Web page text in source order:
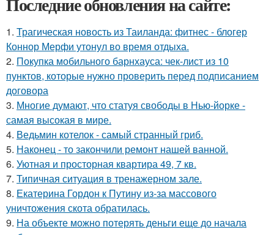
1. Трагическая новость из Таиланда: фитнес - блогер
Коннор Мерфи утонул во время отдыха.
2. Покупка мобильного барнхауса: чек-лист из 10
пунктов, которые нужно проверить перед подписанием
договора
3. Многие думают, что статуя свободы в Нью-йорке -
самая высокая в мире.
4. Ведьмин котелок - самый странный гриб.
5. Наконец - то закончили ремонт нашей ванной.
6. Уютная и просторная квартира 49, 7 кв.
7. Типичная ситуация в тренажерном зале.
8. Екатерина Гордон к Путину из-за массового
уничтожения скота обратилась.
9. На объекте можно потерять деньги еще до начала